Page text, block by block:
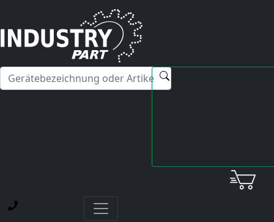
Hallo! Ich kann Ihnen gerne bei Fragen zu unseren
Servicedienstleistungen weiterhelfen.
Startseite OkumaServo Drive
BLII-D3030A or BL2-D3030A Order No.1006-0625